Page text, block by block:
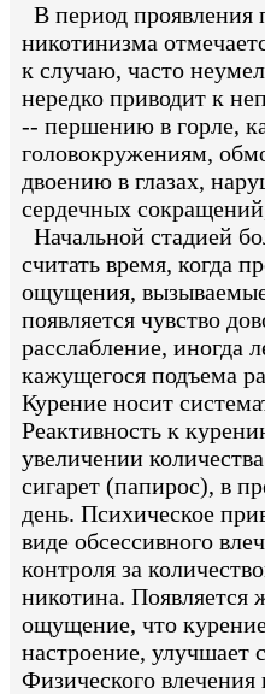
В период проявления
никотинизма
к случаю, часто
нередко приводит к
-- першению в горле,
головокружениям,
двоению в глазах,
сердечных
Начальной стадией
считать время, когда
ощущения,
появляется чувство
расслабление, иногда
кажущегося подъема
Курение носит
Реактивность к
увеличении
сигарет (папирос), в
день. Психическое
виде обсессивного
контроля за
никотина. Появляется
ощущение, что
настроение, улучшает
Физического влечения